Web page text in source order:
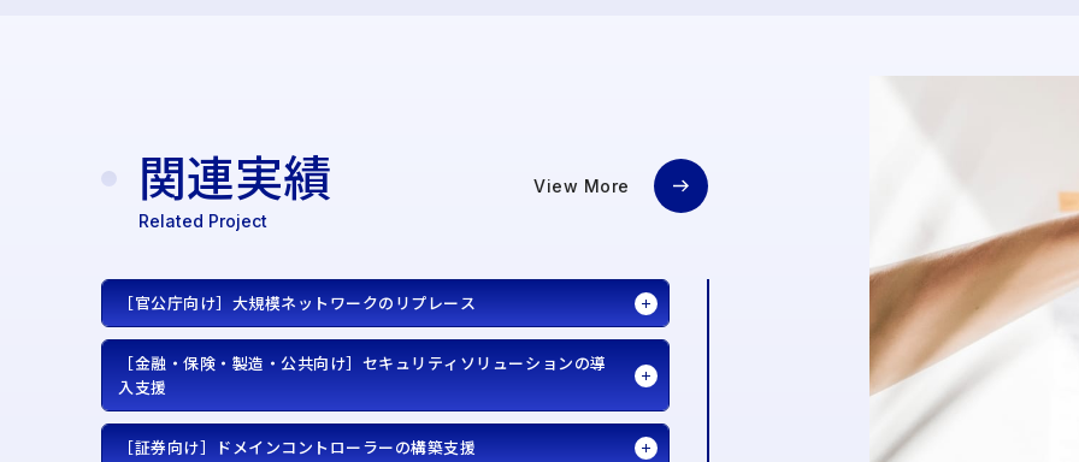
関連実績
Related Project
View More
［官公庁向け］大規模ネットワークのリプレース
［金融・保険・製造・公共向け］セキュリティソリューションの導
入支援
［証券向け］ドメインコントローラーの構築支援